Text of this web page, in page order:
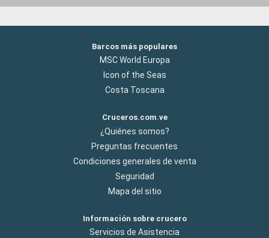
Barcos más populares
MSC World Europa
Icon of the Seas
Costa Toscana
Cruceros.com.ve
¿Quiénes somos?
Preguntas frecuentes
Condiciones generales de venta
Seguridad
Mapa del sitio
Información sobre crucero
Servicios de Asistencia